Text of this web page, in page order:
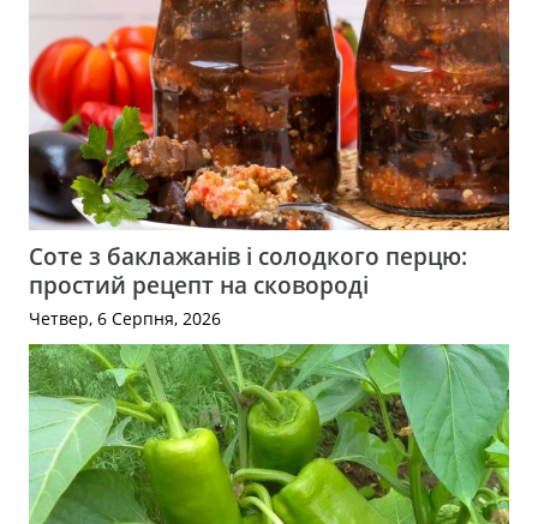
Соте з баклажанів і солодкого перцю:
простий рецепт на сковороді
Четвер, 6 Серпня, 2026